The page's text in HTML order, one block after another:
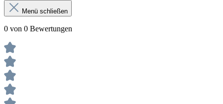
Menü schließen
0 von 0 Bewertungen